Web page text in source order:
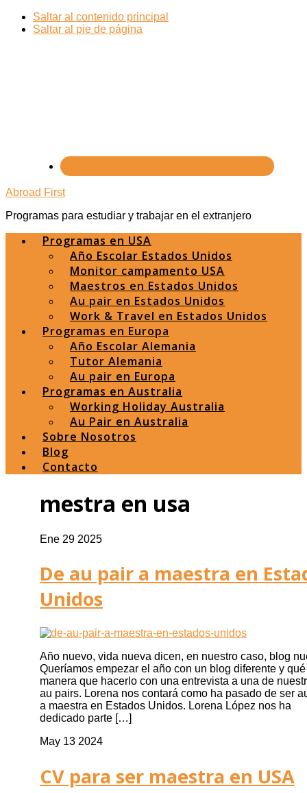
Saltar al contenido principal
Saltar al pie de página
Abroad First
Programas para estudiar y trabajar en el extranjero
Programas en USA
Año Escolar Estados Unidos
Monitor campamento USA
Maestros en Estados Unidos
Au pair en Estados Unidos
Work & Travel en Estados Unidos
Programas en Europa
Año Escolar Alemania
Tutor Alemania
Au pair en Europa
Programas en Australia
Working Holiday Australia
Au Pair en Australia
Sobre Nosotros
Blog
Contacto
mestra en usa
Ene 29 2025
De au pair a maestra en
Unidos
Año nuevo, vida nueva dicen, en nuestro caso, blog
Queríamos empezar el año con un blog diferente y
manera que hacerlo con una entrevista a una de
au pairs. Lorena nos contará como ha pasado de ser
a maestra en Estados Unidos. Lorena López nos ha
dedicado parte […]
May 13 2024
CV para ser maestra en USA
✈️¿Quieres ser Au pair en EE.UU? Comienza
este verano.Escríbenos por WhatsApp